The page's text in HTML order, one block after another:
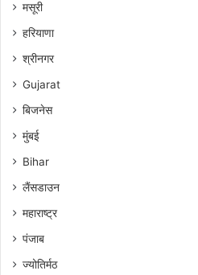
मसूरी
हरियाणा
श्रीनगर
Gujarat
बिजनेस
मुंबई
Bihar
लैंसडाउन
महाराष्ट्र
पंजाब
ज्योतिर्मठ